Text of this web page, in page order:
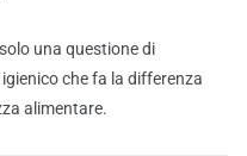
una questione di
che fa la differenza
alimentare.